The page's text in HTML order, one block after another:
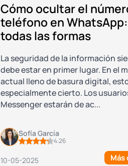
Cómo ocultar el
teléfono en WhatsApp:
todas las formas
La seguridad de la información
debe estar en primer lugar. En el
actual lleno de basura digital,
especialmente cierto. Los
Messenger estarán de ac...
Sofía García
4.26
10-05-2025 Más